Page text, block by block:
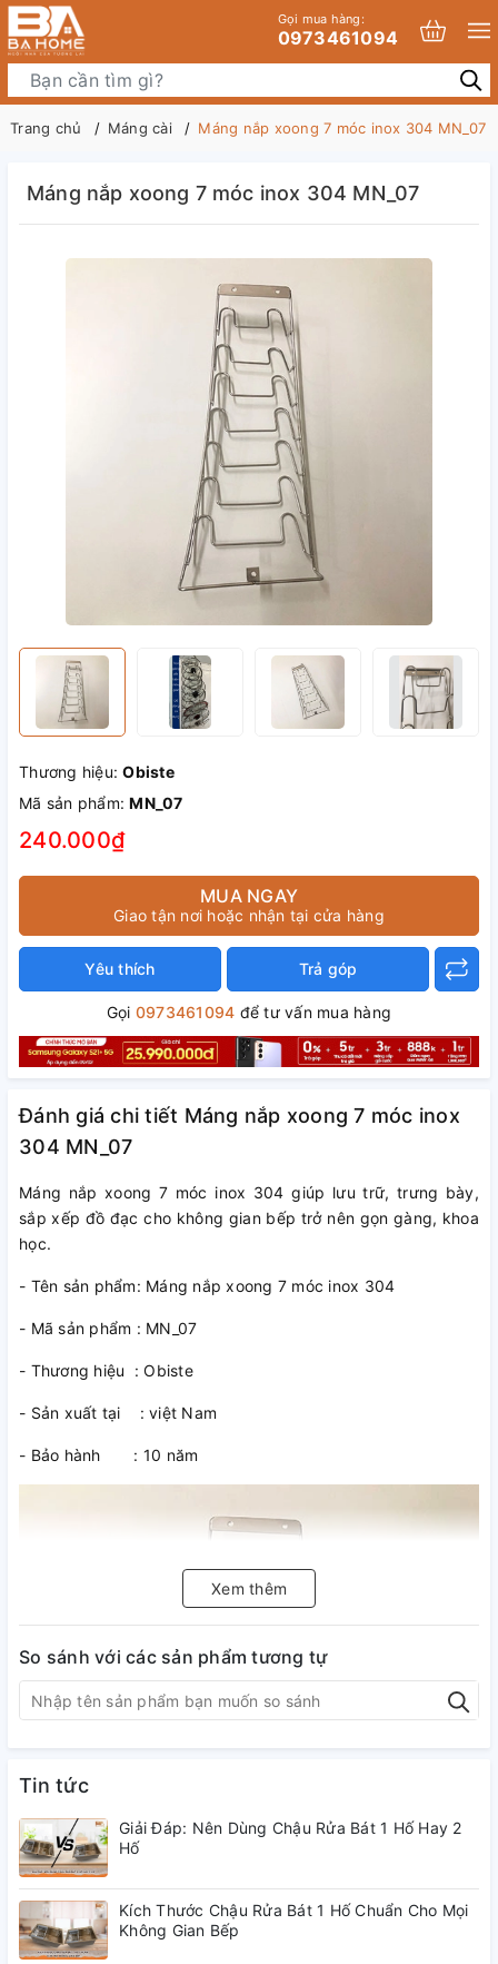
Gọi mua hàng:
0973461094
Trang chủ Máng cài Máng nắp xoong 7 móc inox 304 MN_07
Máng nắp xoong 7 móc inox 304 MN_07
Thương hiệu:Obiste
Mã sản phẩm:MN_07
240.000₫
MUA NGAY
Giao tận nơi hoặc nhận tại cửa hàng
Yêu thích Trả góp
Gọi 0973461094 để tư vấn mua hàng
Đánh giá chi tiết Máng nắp xoong 7 móc inox
304 MN_07
Máng nắp xoong 7 móc inox 304 giúp lưu trữ, trưng bày,
sắp xếp đồ đạc cho không gian bếp trở nên gọn gàng, khoa
học.
- Tên sản phẩm: Máng nắp xoong 7 móc inox 304
- Mã sản phẩm : MN_07
- Thương hiệu : Obiste
- Sản xuất tại : việt Nam
- Bảo hành : 10 năm
Xem thêm
So sánh với các sản phẩm tương tự
Tin tức
Giải Đáp: Nên Dùng Chậu Rửa Bát 1 Hố Hay 2
Hố
Kích Thước Chậu Rửa Bát 1 Hố Chuẩn Cho Mọi
Không Gian Bếp